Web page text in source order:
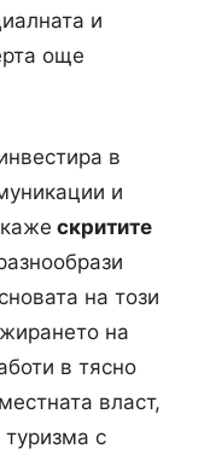
и
още
в
и
скритите
на този
на
в тясно
власт,
туризма с